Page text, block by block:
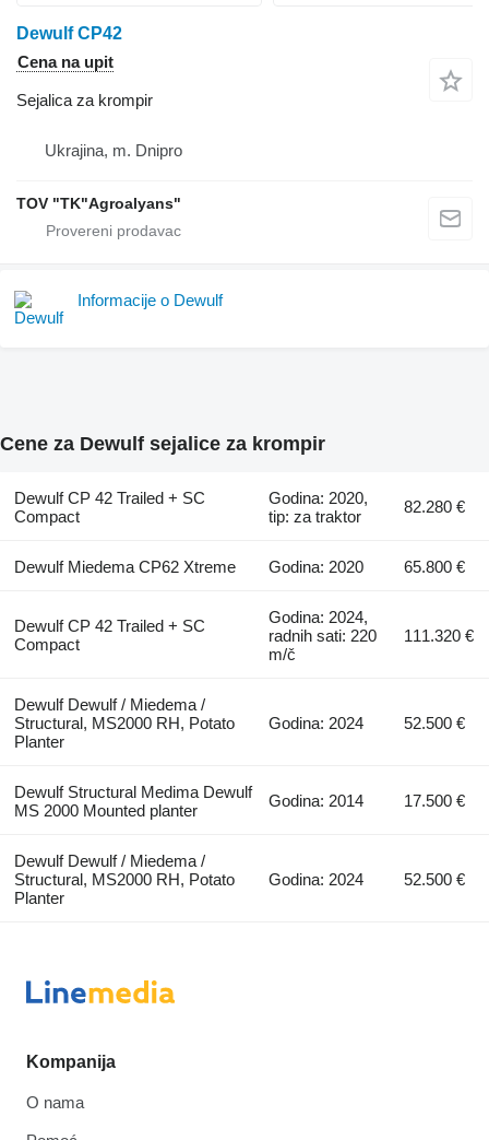
Dewulf CP42
Cena na upit
Sejalica za krompir
Ukrajina, m. Dnipro
TOV "TK"Agroalyans"
Informacije o Dewulf
Cene za Dewulf sejalice za krompir
Dewulf CP 42 Trailed + SC
Compact
Godina: 2020,
tip: za traktor
82.280 €
Dewulf Miedema CP62 Xtreme Godina: 2020 65.800 €
Dewulf CP 42 Trailed + SC
Compact
Godina: 2024,
radnih sati: 220
m/č
111.320 €
Dewulf Dewulf / Miedema /
Structural, MS2000 RH, Potato
Planter
Godina: 2024 52.500 €
Dewulf Structural Medima Dewulf
MS 2000 Mounted planter
Godina: 2014 17.500 €
Dewulf Dewulf / Miedema /
Structural, MS2000 RH, Potato
Planter
Godina: 2024 52.500 €
Kompanija
O nama